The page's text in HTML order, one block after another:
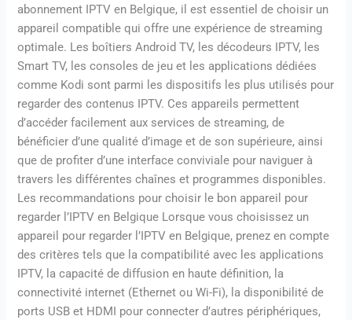
abonnement IPTV en Belgique, il est essentiel de choisir un
appareil compatible qui offre une expérience de streaming
optimale. Les boîtiers Android TV, les décodeurs IPTV, les
Smart TV, les consoles de jeu et les applications dédiées
comme Kodi sont parmi les dispositifs les plus utilisés pour
regarder des contenus IPTV. Ces appareils permettent
d’accéder facilement aux services de streaming, de
bénéficier d’une qualité d’image et de son supérieure, ainsi
que de profiter d’une interface conviviale pour naviguer à
travers les différentes chaînes et programmes disponibles.
Les recommandations pour choisir le bon appareil pour
regarder l’IPTV en Belgique Lorsque vous choisissez un
appareil pour regarder l’IPTV en Belgique, prenez en compte
des critères tels que la compatibilité avec les applications
IPTV, la capacité de diffusion en haute définition, la
connectivité internet (Ethernet ou Wi-Fi), la disponibilité de
ports USB et HDMI pour connecter d’autres périphériques,